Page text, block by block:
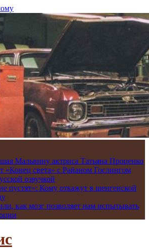
Мальвину актриса Татьяна Проценко
«Конец света» с Райаном Гослингом
озвучкой
пустят»: Кому откажут в шенгенской
как мозг позволяет нам испытывать